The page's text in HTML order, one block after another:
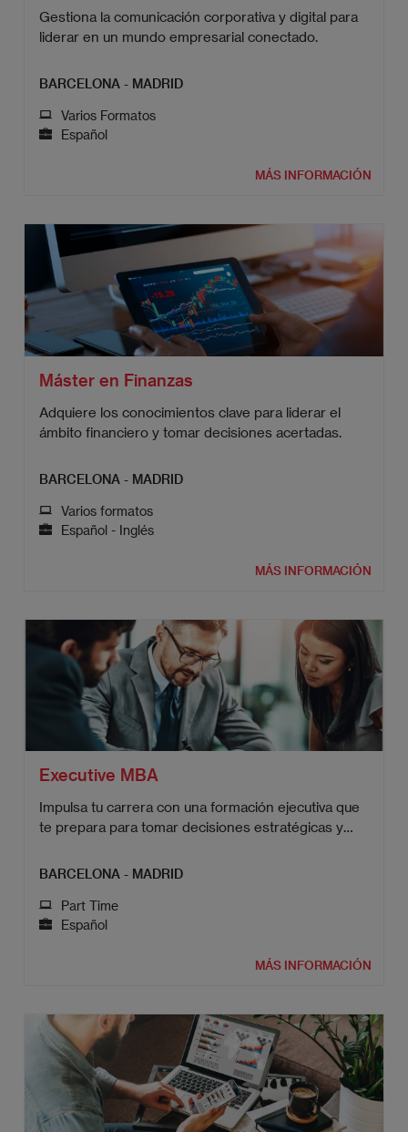
Gestiona la comunicación corporativa y digital para
liderar en un mundo empresarial conectado.
BARCELONA - MADRID
Varios Formatos
Español
MÁS INFORMACIÓN
Máster en Finanzas
Adquiere los conocimientos clave para liderar el
ámbito financiero y tomar decisiones acertadas.
BARCELONA - MADRID
Varios formatos
Español - Inglés
MÁS INFORMACIÓN
Executive MBA
Impulsa tu carrera con una formación ejecutiva que
te prepara para tomar decisiones estratégicas y
BARCELONA - MADRID
Part Time
Español
MÁS INFORMACIÓN